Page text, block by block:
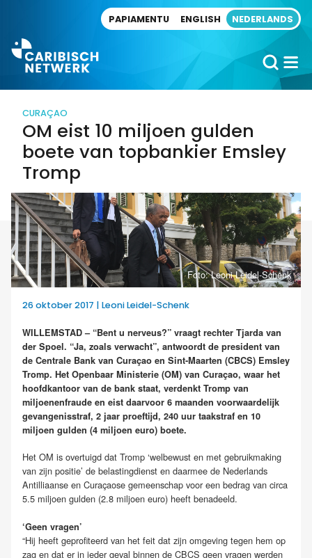
PAPIAMENTU ENGLISH NEDERLANDS
CURAÇAO
OM eist 10 miljoen gulden
boete van topbankier Emsley
Tromp
Foto: Leoni Leidel-Schenk
26 oktober 2017 | Leoni Leidel-Schenk
WILLEMSTAD – “Bent u nerveus?” vraagt rechter Tjarda van
der Spoel. “Ja, zoals verwacht”, antwoordt de president van
de Centrale Bank van Curaçao en Sint-Maarten (CBCS) Emsley
Tromp. Het Openbaar Ministerie (OM) van Curaçao, waar het
hoofdkantoor van de bank staat, verdenkt Tromp van
miljoenenfraude en eist daarvoor 6 maanden voorwaardelijk
gevangenisstraf, 2 jaar proeftijd, 240 uur taakstraf en 10
miljoen gulden (4 miljoen euro) boete.
Het OM is overtuigd dat Tromp ‘welbewust en met gebruikmaking
van zijn positie’ de belastingdienst en daarmee de Nederlands
Antilliaanse en Curaçaose gemeenschap voor een bedrag van circa
5.5 miljoen gulden (2.8 miljoen euro) heeft benadeeld.
‘Geen vragen’
“Hij heeft geprofiteerd van het feit dat zijn omgeving tegen hem op
zag en dat er in ieder geval binnen de CBCS geen vragen werden